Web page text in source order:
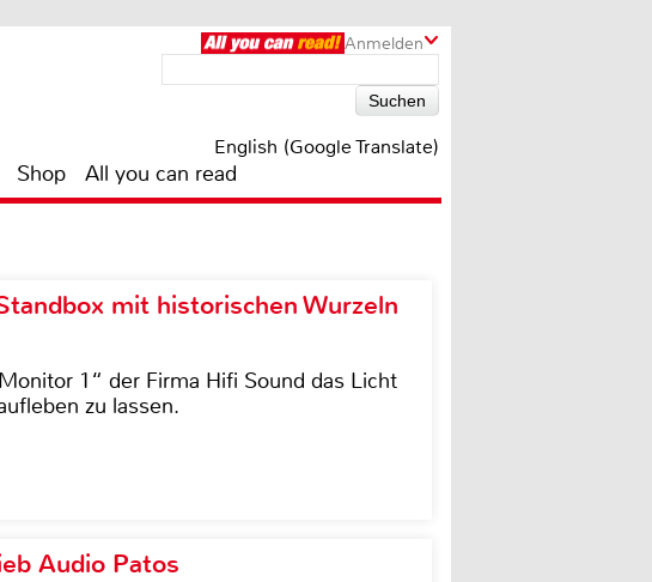
Anmelden
English (Google Translate)
Shop All you can read
mit historischen Wurzeln
1“ der Firma Hifi Sound das Licht
zu lassen.
Audio Patos